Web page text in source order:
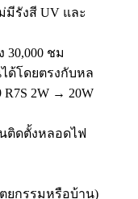
มีรังสี UV และ
30,000 ชม
ด้โดยตรงกับหล
R7S 2W → 20W
ติดตั้งหลอดไฟ
ยกรรมหรือบ้าน)